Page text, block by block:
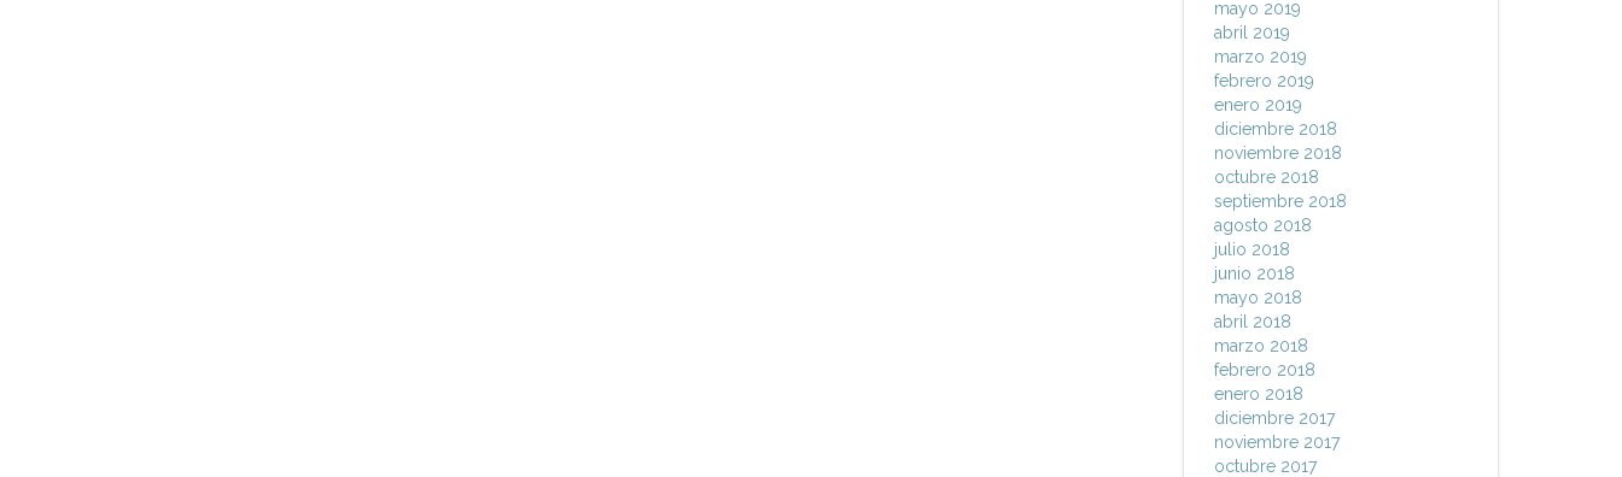
mayo 2019
abril 2019
marzo 2019
febrero 2019
enero 2019
diciembre 2018
noviembre 2018
octubre 2018
septiembre 2018
agosto 2018
julio 2018
junio 2018
mayo 2018
abril 2018
marzo 2018
febrero 2018
enero 2018
diciembre 2017
noviembre 2017
octubre 2017